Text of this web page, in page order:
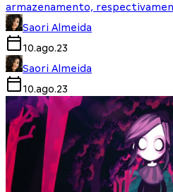
armazenamento,
Saori Almeida
10.ago.23
Saori Almeida
10.ago.23